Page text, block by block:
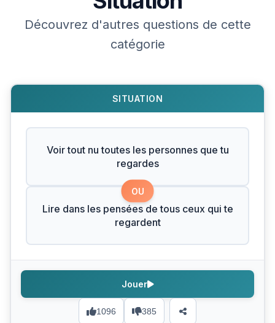
Découvrez d'autres questions de cette
catégorie
SITUATION
Voir tout nu toutes les personnes que tu
regardes
OU
Lire dans les pensées de tous ceux qui te
regardent
1096 385
Jouer